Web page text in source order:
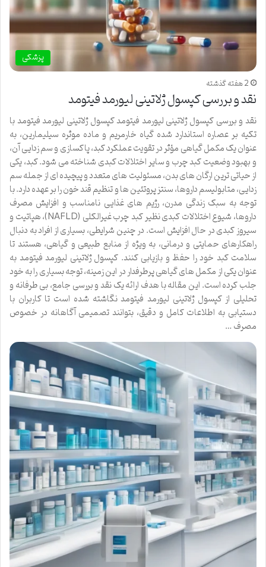
پزشکی
2 هفته گذشته
نقد و بررسی کپسول ژلاتینی لیورمد فیتومد
نقد و بررسی کپسول ژلاتینی لیورمد فیتومد کپسول ژلاتینی لیورمد فیتومد با
تکیه بر عصاره استاندارد شده گیاه خارمریم و ماده موثره سیلیمارین، به
عنوان یک مکمل گیاهی مؤثر در تقویت عملکرد کبد، پاکسازی و سم زدایی آن،
و بهبود وضعیت کبد چرب و سایر اختلالات کبدی شناخته می شود. کبد، یکی
از حیاتی ترین ارگان های بدن، مسئولیت های متعدد و پیچیده ای از جمله سم
زدایی، متابولیسم داروها، سنتز پروتئین ها و تنظیم قند خون را بر عهده دارد. با
توجه به سبک زندگی مدرن، رژیم های غذایی نامناسب و افزایش مصرف
داروها، شیوع اختلالات کبدی نظیر کبد چرب غیرالکلی (NAFLD)، هپاتیت و
سیروز کبدی در حال افزایش است. در چنین شرایطی، بسیاری از افراد به دنبال
راهکارهای حمایتی و درمانی، به ویژه از منابع طبیعی و گیاهی، هستند تا
سلامت کبد خود را حفظ و بازیابی کنند. کپسول ژلاتینی لیورمد فیتومد به
عنوان یکی از مکمل های گیاهی پرطرفدار در این زمینه، توجه بسیاری را به خود
جلب کرده است. این مقاله با هدف ارائه یک نقد و بررسی جامع، بی طرفانه و
تحلیلی از کپسول ژلاتینی لیورمد فیتومد نگاشته شده است تا کاربران با
دستیابی به اطلاعات کامل و دقیق، بتوانند تصمیمی آگاهانه در خصوص
مصرف …